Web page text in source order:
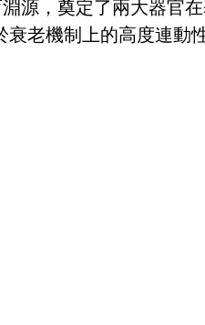
源，奠定了兩大器官
老機制上的高度連動性